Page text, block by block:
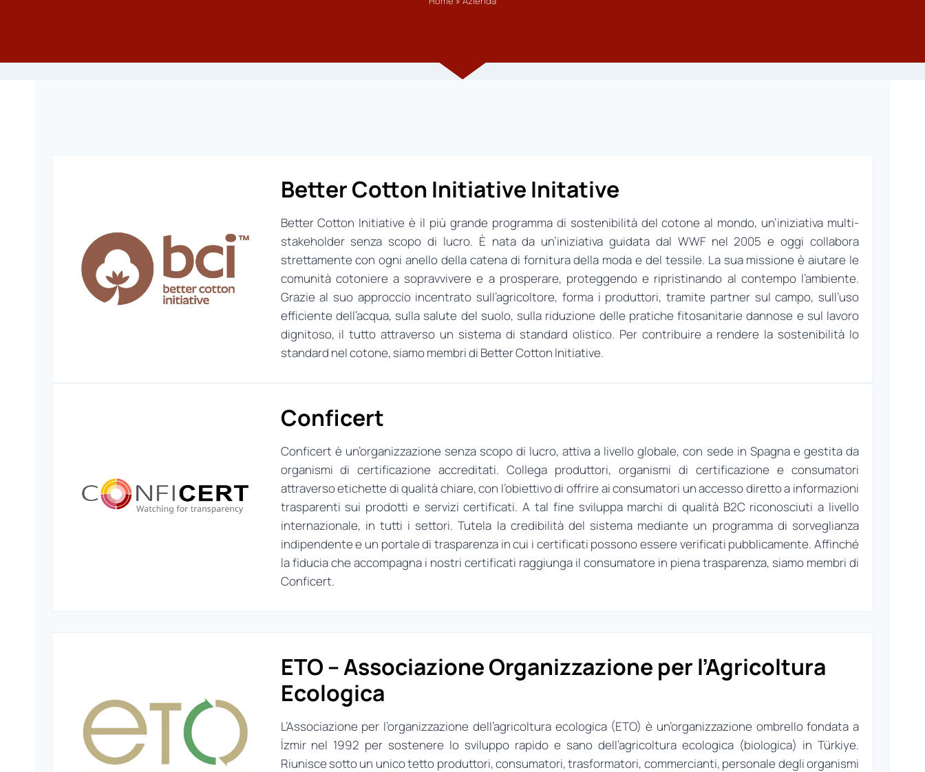
Better Cotton Initiative Initative
Better Cotton Initiative è il più grande programma di sostenibilità del cotone al mondo, un’iniziativa multi-
stakeholder senza scopo di lucro. È nata da un’iniziativa guidata dal WWF nel 2005 e oggi collabora
strettamente con ogni anello della catena di fornitura della moda e del tessile. La sua missione è aiutare le
comunità cotoniere a sopravvivere e a prosperare, proteggendo e ripristinando al contempo l’ambiente.
Grazie al suo approccio incentrato sull’agricoltore, forma i produttori, tramite partner sul campo, sull’uso
efficiente dell’acqua, sulla salute del suolo, sulla riduzione delle pratiche fitosanitarie dannose e sul lavoro
dignitoso, il tutto attraverso un sistema di standard olistico. Per contribuire a rendere la sostenibilità lo
standard nel cotone, siamo membri di Better Cotton Initiative.
Conficert
Conficert è un’organizzazione senza scopo di lucro, attiva a livello globale, con sede in Spagna e gestita da
organismi di certificazione accreditati. Collega produttori, organismi di certificazione e consumatori
attraverso etichette di qualità chiare, con l’obiettivo di offrire ai consumatori un accesso diretto a informazioni
trasparenti sui prodotti e servizi certificati. A tal fine sviluppa marchi di qualità B2C riconosciuti a livello
internazionale, in tutti i settori. Tutela la credibilità del sistema mediante un programma di sorveglianza
indipendente e un portale di trasparenza in cui i certificati possono essere verificati pubblicamente. Affinché
la fiducia che accompagna i nostri certificati raggiunga il consumatore in piena trasparenza, siamo membri di
Conficert.
ETO – Associazione Organizzazione per l’Agricoltura
Ecologica
L’Associazione per l’organizzazione dell’agricoltura ecologica (ETO) è un’organizzazione ombrello fondata a
İzmir nel 1992 per sostenere lo sviluppo rapido e sano dell’agricoltura ecologica (biologica) in Türkiye.
Riunisce sotto un unico tetto produttori, consumatori, trasformatori, commercianti, personale degli organismi